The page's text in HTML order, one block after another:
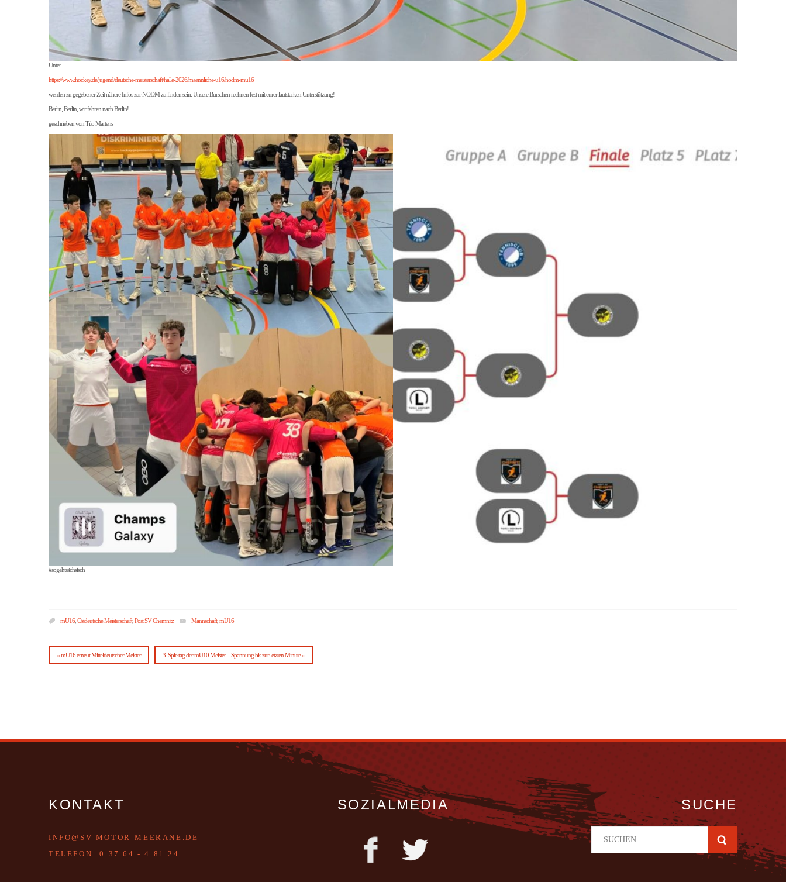
Unter
https://www.hockey.de/jugend/deutsche-meisterschaft/halle-2026/maennliche-u16/nodm-mu16
werden zu gegebener Zeit nähere Infos zur NODM zu finden sein. Unsere Burschen rechnen fest mit eurer lautstarken Unterstützung!
Berlin, Berlin, wir fahren nach Berlin!
geschrieben von Tilo Martens
#sogehtsächsisch
mU16, Ostdeutsche Meisterschaft, Post SV Chemnitz Mannschaft, mU16
« mU16 erneut Mitteldeutscher Meister 3. Spieltag der mU10 Meister – Spannung bis zur letzten Minute »
KONTAKT
INFO@SV-MOTOR-MEERANE.DE
T ELEFON:0 37 64 - 4 81 24
SOZIALMEDIA SUCHE